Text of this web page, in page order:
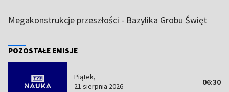
Megakonstrukcje przeszłości - Bazylika Grobu Święt
POZOSTAŁE EMISJE
Piątek,
21 sierpnia 2026
06:30